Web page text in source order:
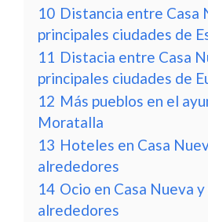
10 Distancia entre Casa
principales ciudades de
11 Distacia entre Casa
principales ciudades de
12 Más pueblos en el
Moratalla
13 Hoteles en Casa
alrededores
14 Ocio en Casa Nueva y
alrededores